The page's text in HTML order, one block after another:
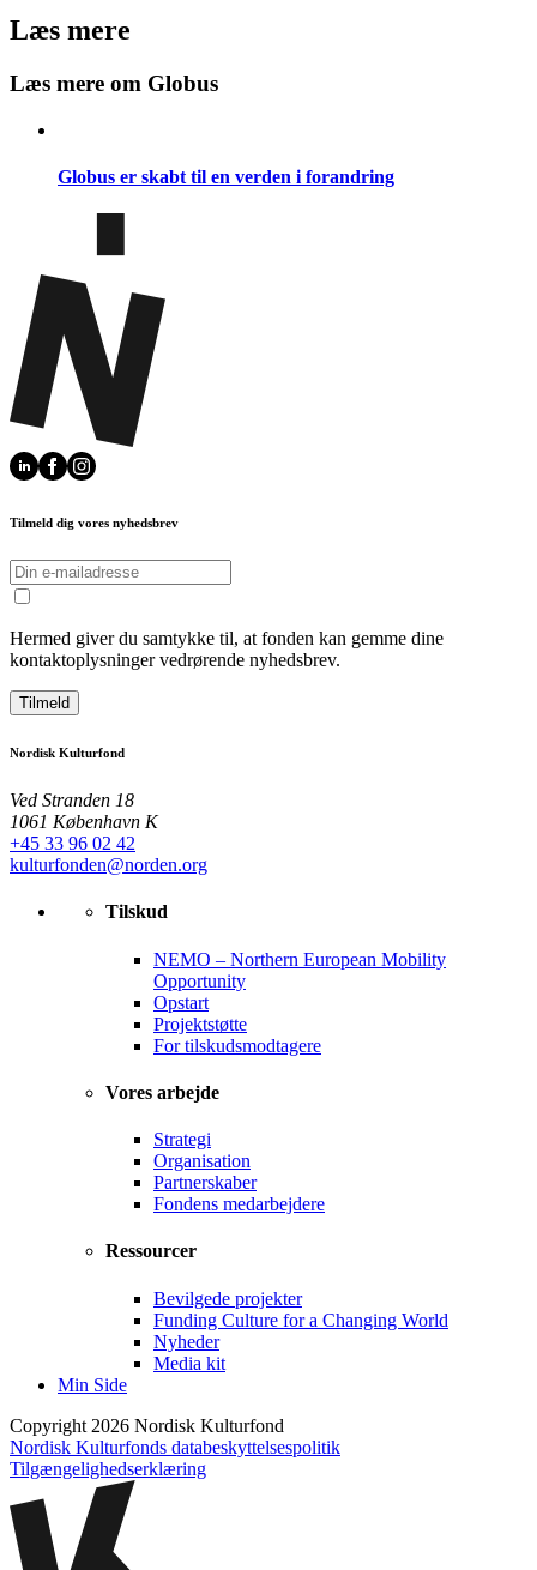
Læs mere
Læs mere om Globus
Globus er skabt til en verden i forandring
Tilmeld dig vores nyhedsbrev
Hermed giver du samtykke til, at fonden kan gemme dine
kontaktoplysninger vedrørende nyhedsbrev.
Tilmeld
Nordisk Kulturfond
Ved Stranden 18
1061 København K
+45 33 96 02 42
kulturfonden@norden.org
Tilskud
NEMO – Northern European Mobility
Opportunity
Opstart
Projektstøtte
For tilskudsmodtagere
Vores arbejde
Strategi
Organisation
Partnerskaber
Fondens medarbejdere
Ressourcer
Bevilgede projekter
Funding Culture for a Changing World
Nyheder
Media kit
Min Side
Copyright 2026 Nordisk Kulturfond
Nordisk Kulturfonds databeskyttelsespolitik
Tilgængelighedserklæring